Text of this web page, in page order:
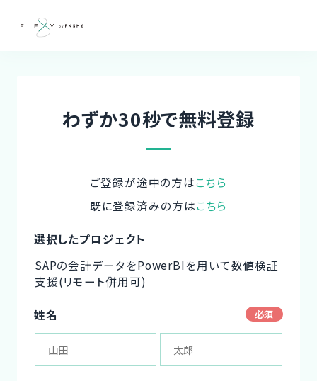
わずか30秒で無料登録
ご登録が途中の方はこちら
既に登録済みの方はこちら
選択したプロジェクト
SAPの会計データをPowerBIを用いて数値検証
支援(リモート併用可)
姓名